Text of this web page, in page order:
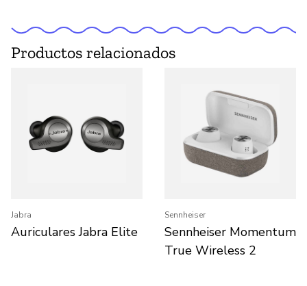
Productos relacionados
Jabra
Auriculares Jabra Elite
Sennheiser
Sennheiser Momentum
True Wireless 2